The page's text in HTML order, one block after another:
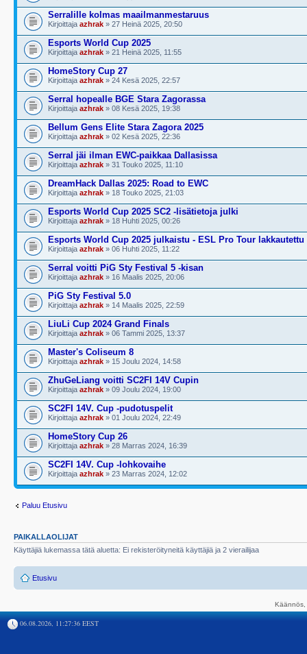
Serralille kolmas maailmanmestaruus
Kirjoittaja azhrak » 27 Heinä 2025, 20:50
Esports World Cup 2025
Kirjoittaja azhrak » 21 Heinä 2025, 11:55
HomeStory Cup 27
Kirjoittaja azhrak » 24 Kesä 2025, 22:57
Serral hopealle BGE Stara Zagorassa
Kirjoittaja azhrak » 08 Kesä 2025, 19:38
Bellum Gens Elite Stara Zagora 2025
Kirjoittaja azhrak » 02 Kesä 2025, 22:36
Serral jäi ilman EWC-paikkaa Dallasissa
Kirjoittaja azhrak » 31 Touko 2025, 11:10
DreamHack Dallas 2025: Road to EWC
Kirjoittaja azhrak » 18 Touko 2025, 21:03
Esports World Cup 2025 SC2 -lisätietoja julki
Kirjoittaja azhrak » 18 Huhti 2025, 00:26
Esports World Cup 2025 julkaistu - ESL Pro Tour lakkautettu
Kirjoittaja azhrak » 06 Huhti 2025, 11:22
Serral voitti PiG Sty Festival 5 -kisan
Kirjoittaja azhrak » 16 Maalis 2025, 20:06
PiG Sty Festival 5.0
Kirjoittaja azhrak » 14 Maalis 2025, 22:59
LiuLi Cup 2024 Grand Finals
Kirjoittaja azhrak » 06 Tammi 2025, 13:37
Master's Coliseum 8
Kirjoittaja azhrak » 15 Joulu 2024, 14:58
ZhuGeLiang voitti SC2FI 14V Cupin
Kirjoittaja azhrak » 09 Joulu 2024, 19:00
SC2FI 14V. Cup -pudotuspelit
Kirjoittaja azhrak » 01 Joulu 2024, 22:49
HomeStory Cup 26
Kirjoittaja azhrak » 28 Marras 2024, 16:39
SC2FI 14V. Cup -lohkovaihe
Kirjoittaja azhrak » 23 Marras 2024, 12:02
Paluu Etusivu
PAIKALLAOLIJAT
Käyttäjiä lukemassa tätä aluetta: Ei rekisteröityneitä käyttäjiä ja 2 vierailijaa
Etusivu
06.08.2026, 11:27:36 EEST